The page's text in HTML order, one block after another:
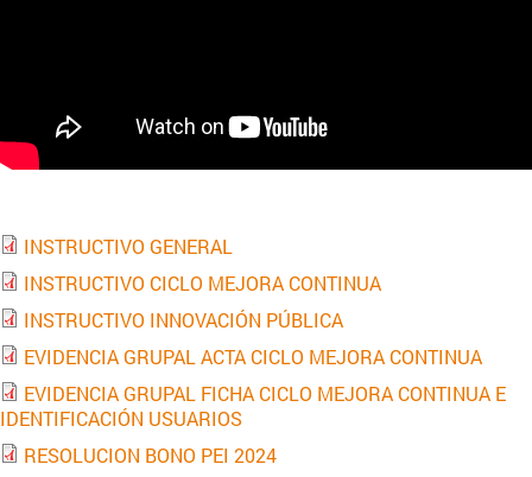
INSTRUCTIVO GENERAL
INSTRUCTIVO CICLO MEJORA CONTINUA
INSTRUCTIVO INNOVACIÓN PÚBLICA
EVIDENCIA GRUPAL ACTA CICLO MEJORA CONTINUA
EVIDENCIA GRUPAL FICHA CICLO MEJORA CONTINUA E
IDENTIFICACIÓN USUARIOS
RESOLUCION BONO PEI 2024